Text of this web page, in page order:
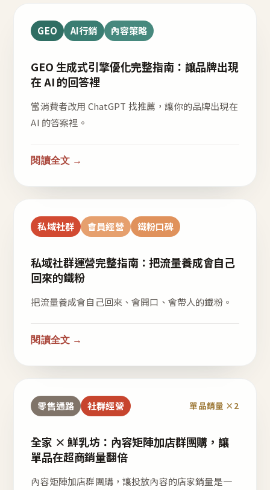
GEO AI行銷 內容策略
GEO 生成式引擎優化完整指南：讓品牌出現
在 AI 的回答裡
當消費者改用 ChatGPT 找推薦，讓你的品牌出現在
AI 的答案裡。
閱讀全文 →
私域社群 會員經營 鐵粉口碑
私域社群運營完整指南：把流量養成會自己
回來的鐵粉
把流量養成會自己回來、會開口、會帶人的鐵粉。
閱讀全文 →
零售通路 社群經營 單品銷量 ×2
全家 × 鮮乳坊：內容矩陣加店群團購，讓
單品在超商銷量翻倍
內容矩陣加店群團購，讓投放內容的店家銷量是一